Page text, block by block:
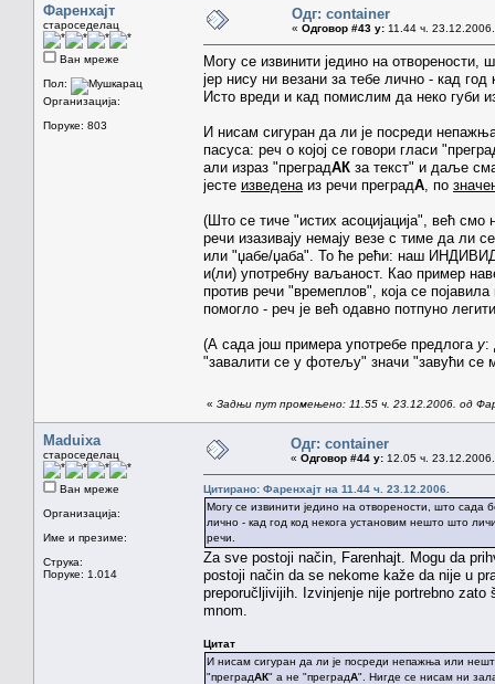
Фаренхајт
староседелац
Ван мреже
Пол:
Организација:
Поруке: 803
Одг: container
« Одговор #43 у: 11.44 ч.
Могу се извинити једино на отворености,
јер нису ни везани за тебе лично - кад
Исто вреди и кад помислим да неко губи
И нисам сигуран да ли је посреди
пасуса: реч о којој се говори гласи
али израз "преградАК за текст" и даље
јесте изведена из речи преградА , по
(Што се тиче "истих асоцијација", већ
речи изазивају немају везе с тиме да ли
или "џабе/џаба". То ће рећи: наш
и(ли) употребну ваљаност. Као пример
против речи "времеплов", која се
помогло - реч је већ одавно потпуно
(А сада још примера употребе предлога у:
"завалити се у фотељу" значи "завући
« Задњи пут промењено: 11.55 ч. 23.12.2006. од
Maduixa
староседелац
Ван мреже
Организација:
Име и презиме:
Струка:
Поруке: 1.014
Одг: container
« Одговор #44 у: 12.05 ч.
Цитирано: Фаренхајт на 11.44 ч. 23.12.2006.
Могу се извинити једино на отворености, што сада
лично - кад год код некога установим нешто што
речи.
Za sve postoji način, Farenhajt. Mogu da
postoji način da se nekome kaže da nije u
preporučljivijih. Izvinjenje nije portrebno
mnom.
Цитат
И нисам сигуран да ли је посреди непажња или
"преградАК" а не "преградА". Нигде се нисам ни